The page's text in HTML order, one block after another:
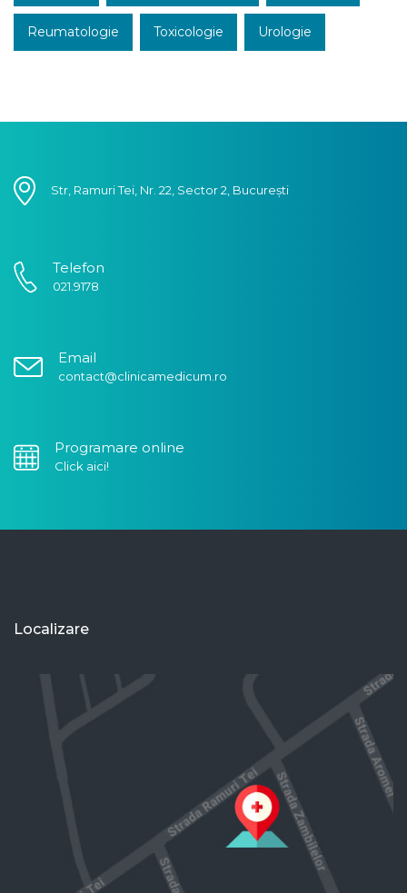
Reumatologie Toxicologie Urologie
Str, Ramuri Tei, Nr. 22, Sector 2, București
Telefon
021.9178
Email
contact@clinicamedicum.ro
Programare online
Click aici!
Localizare